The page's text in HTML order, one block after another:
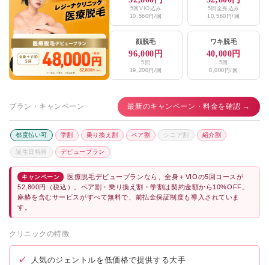
5回VIO込み
10,560円/回
5回全身込み
10,560円/回
顔脱毛
96,000円
5回
19,200円/回
ワキ脱毛
40,000円
5回
8,000円/回
プラン・キャンペーン 最新のキャンペーン・料金を確認 →
都度払い可 学割 乗り換え割 ペア割 シニア割 紹介割
誕生日特典 デビュープラン
キャンペーン
医療脱毛デビュープランなら、全身＋VIOの5回コースが
52,800円（税込）。ペア割・乗り換え割・学割は契約金額から10%OFF。
麻酔を含むサービスがすべて無料で、前払金保証制度も導入されていま
す。
クリニックの特徴
✓ 人気のジェントルを低価格で提供する大手